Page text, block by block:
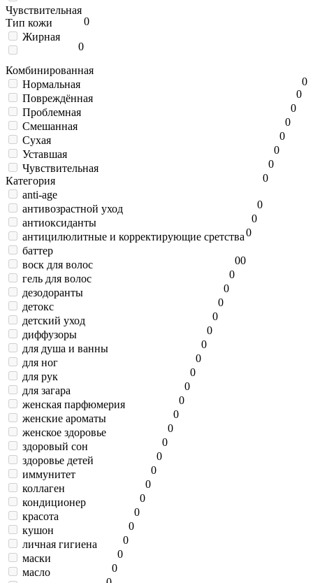
Чувствительная
0
Тип кожи
Жирная
0
Комбинированная
0
Нормальная
0
Повреждённая
0
Проблемная
0
Смешанная
0
Сухая
0
Уставшая
0
Чувствительная
0
Категория
anti-age
0
антивозрастной уход
0
антиоксиданты
0
антицилюлитные и корректирующие сретства
0
баттер
0
воск для волос
0
гель для волос
0
дезодоранты
0
детокс
0
детский уход
0
диффузоры
0
для душа и ванны
0
для ног
0
для рук
0
для загара
0
женская парфюмерия
0
женские ароматы
0
женское здоровье
0
здоровый сон
0
здоровье детей
0
иммунитет
0
коллаген
0
кондиционер
0
красота
0
кушон
0
личная гигиена
0
маски
0
масло